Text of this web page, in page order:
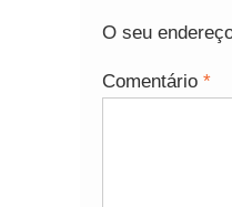
O seu
Comentário *